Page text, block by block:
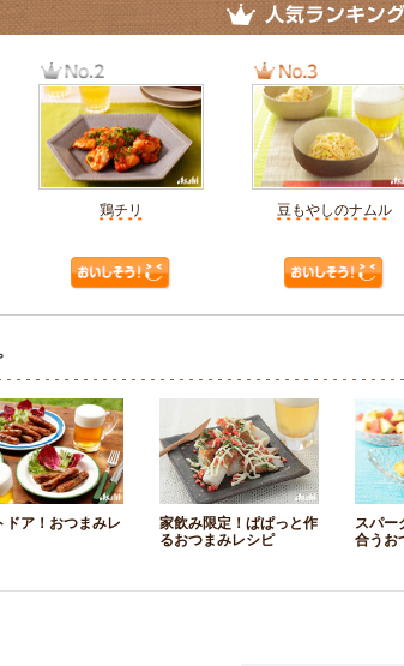
鶏チリ 豆もやしのナムル
ドア！おつまみレ
家飲み限定！ぱぱっと作
るおつまみレシピ
スパー
合うお